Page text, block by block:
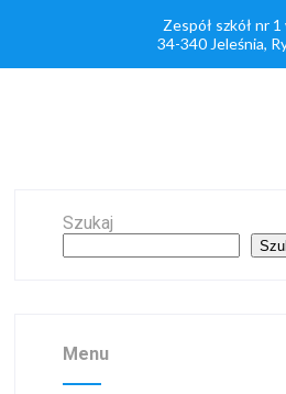
Zespół szkół nr
34-340 Jeleśnia,
Szukaj
Menu